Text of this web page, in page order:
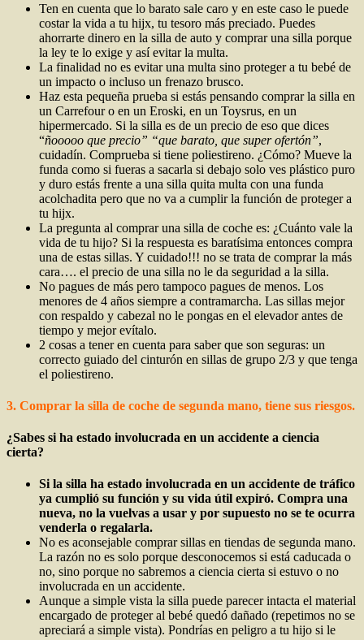
Ten en cuenta que lo barato sale caro y en este caso le puede
costar la vida a tu hijx, tu tesoro más preciado. Puedes
ahorrarte dinero en la silla de auto y comprar una silla porque
la ley te lo exige y así evitar la multa.
La finalidad no es evitar una multa sino proteger a tu bebé de
un impacto o incluso un frenazo brusco.
Haz esta pequeña prueba si estás pensando comprar la silla en
un Carrefour o en un Eroski, en un Toysrus, en un
hipermercado. Si la silla es de un precio de eso que dices
“ñooooo que precio” “que barato, que super ofertón”,
cuidadín. Comprueba si tiene poliestireno. ¿Cómo? Mueve la
funda como si fueras a sacarla si debajo solo ves plástico puro
y duro estás frente a una silla quita multa con una funda
acolchadita pero que no va a cumplir la función de proteger a
tu hijx.
La pregunta al comprar una silla de coche es: ¿Cuánto vale la
vida de tu hijo? Si la respuesta es baratísima entonces compra
una de estas sillas. Y cuidado!!! no se trata de comprar la más
cara…. el precio de una silla no le da seguridad a la silla.
No pagues de más pero tampoco pagues de menos. Los
menores de 4 años siempre a contramarcha. Las sillas mejor
con respaldo y cabezal no le pongas en el elevador antes de
tiempo y mejor evítalo.
2 cosas a tener en cuenta para saber que son seguras: un
correcto guiado del cinturón en sillas de grupo 2/3 y que tenga
el poliestireno.
3. Comprar la silla de coche de segunda mano, tiene sus riesgos.
¿Sabes si ha estado involucrada en un accidente a ciencia
cierta?
Si la silla ha estado involucrada en un accidente de tráfico
ya cumplió su función y su vida útil expiró. Compra una
nueva, no la vuelvas a usar y por supuesto no se te ocurra
venderla o regalarla.
No es aconsejable comprar sillas en tiendas de segunda mano.
La razón no es solo porque desconocemos si está caducada o
no, sino porque no sabremos a ciencia cierta si estuvo o no
involucrada en un accidente.
Aunque a simple vista la silla puede parecer intacta el material
encargado de proteger al bebé quedó dañado (repetimos no se
apreciará a simple vista). Pondrías en peligro a tu hijo si le